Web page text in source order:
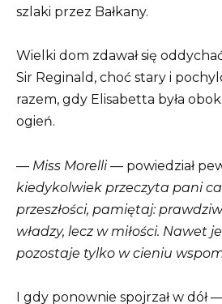
szlaki przez Bałkany.
Wielki dom zdawał się
Sir Reginald, choć stary i
razem, gdy Elisabetta była
ogień.
— Miss Morelli— powiedział
kiedykolwiek przeczyta pani
przeszłości, pamiętaj:
władzy, lecz w miłości. Nawet
pozostaje tylko w cieniu
I gdy ponownie spojrzał w dół